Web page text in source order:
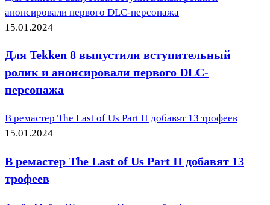
анонсировали первого DLC-персонажа
15.01.2024
Для Tekken 8 выпустили вступительный
ролик и анонсировали первого DLC-
персонажа
В ремастер The Last of Us Part II добавят 13 трофеев
15.01.2024
В ремастер The Last of Us Part II добавят 13
трофеев